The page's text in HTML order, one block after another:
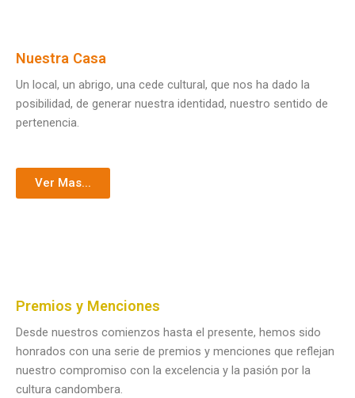
Nuestra Casa
Un local, un abrigo, una cede cultural, que nos ha dado la
posibilidad, de generar nuestra identidad, nuestro sentido de
pertenencia.
Ver Mas...
Premios y Menciones
Desde nuestros comienzos hasta el presente, hemos sido
honrados con una serie de premios y menciones que reflejan
nuestro compromiso con la excelencia y la pasión por la
cultura candombera.